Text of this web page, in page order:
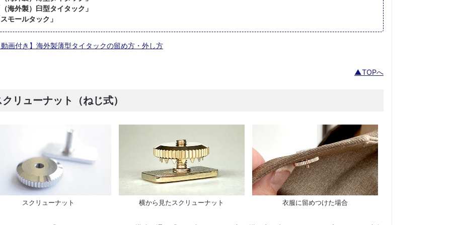
海外製）臼型タイタック」
モールタック」
画付き】海外製薄型タイタックの留め方・外し方
▲TOPへ
クリューナット（ねじ式）
スクリューナット 横から見たスクリューナット 衣服に留めつけた場合